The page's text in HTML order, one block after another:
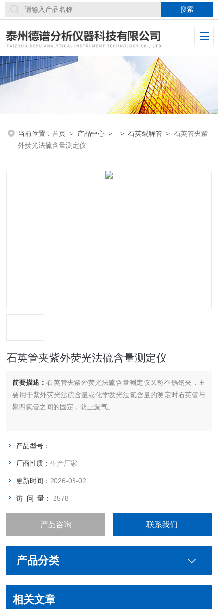
当前位置：首页 > 产品中心 > >石英裂解管 >石英管夹紫
外荧光法硫含量测定仪
石英管夹紫外荧光法硫含量测定仪
简要描述：石英管夹紫外荧光法硫含量测定仪又称不锈钢夹，主
要用于紫外荧光法硫含量或化学发光法氮含量的测定时石英管与
聚四氟管之间的固定，防止漏气。
产品型号：
厂商性质：生产厂家
更新时间： 2026-03-02
访 问 量： 2578
产品咨询 联系我们
产品分类
相关文章